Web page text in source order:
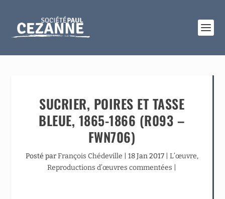
SUCRIER, POIRES ET TASSE
BLEUE, 1865-1866 (R093 –
FWN706)
Posté parFrançois Chédeville 18 Jan 2017| L’œuvre,
Reproductions d’œuvres commentées